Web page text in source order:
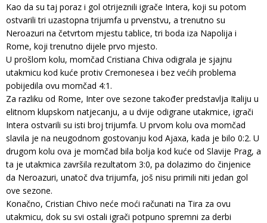
Kao da su taj poraz i gol otrijeznili igrače Intera, koji su potom
ostvarili tri uzastopna trijumfa u prvenstvu, a trenutno su
Neroazuri na četvrtom mjestu tablice, tri boda iza Napolija i
Rome, koji trenutno dijele prvo mjesto.
U prošlom kolu, momčad Cristiana Chiva odigrala je sjajnu
utakmicu kod kuće protiv Cremonesea i bez većih problema
pobijedila ovu momčad 4:1.
Za razliku od Rome, Inter ove sezone također predstavlja Italiju u
elitnom klupskom natjecanju, a u dvije odigrane utakmice, igrači
Intera ostvarili su isti broj trijumfa. U prvom kolu ova momčad
slavila je na neugodnom gostovanju kod Ajaxa, kada je bilo 0:2. U
drugom kolu ova je momčad bila bolja kod kuće od Slavije Prag, a
ta je utakmica završila rezultatom 3:0, pa dolazimo do činjenice
da Neroazuri, unatoč dva trijumfa, još nisu primili niti jedan gol
ove sezone.
Konačno, Cristian Chivo neće moći računati na Tira za ovu
utakmicu, dok su svi ostali igrači potpuno spremni za derbi